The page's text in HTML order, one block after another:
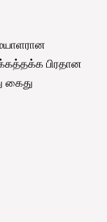
பிரதான
கைது